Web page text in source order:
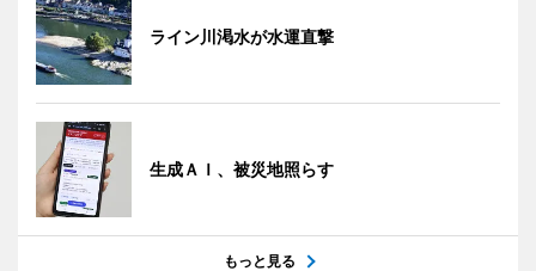
ライン川渇水が水運直撃
生成ＡＩ、被災地照らす
もっと見る